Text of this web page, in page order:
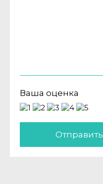
Ваша оценка
Отправить